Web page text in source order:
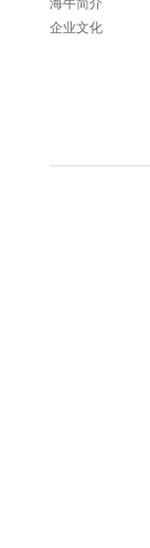
企业文化